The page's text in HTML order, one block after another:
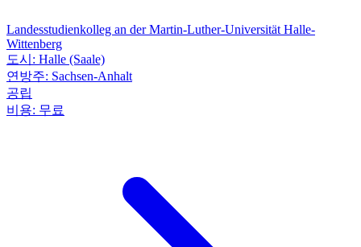
Landesstudienkolleg an der Martin-Luther-Universität Halle-
Wittenberg
도시: Halle (Saale)
연방주: Sachsen-Anhalt
공립
비용: 무료